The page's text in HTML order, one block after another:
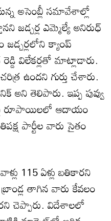
అసెంబ్లీ సమావేశాల్లో
జడ్చర్ల ఎమ్మెల్యే అనిరుధ్
జడ్చర్లలోని క్యాంప్
విలేకర్లతో మాట్లాడారు.
ఉందని గుర్తు చేశారు.
అని తెలిపారు. ఇప్ప పువ్వు
రూపాయిలలో ఆదాయం
పార్టీల వారు సైతం
115 ఏళ్లు బతికారని
బ్రాండ్ల తాగిన వారు కేవలం
చెప్పారు. విదేశాలలో